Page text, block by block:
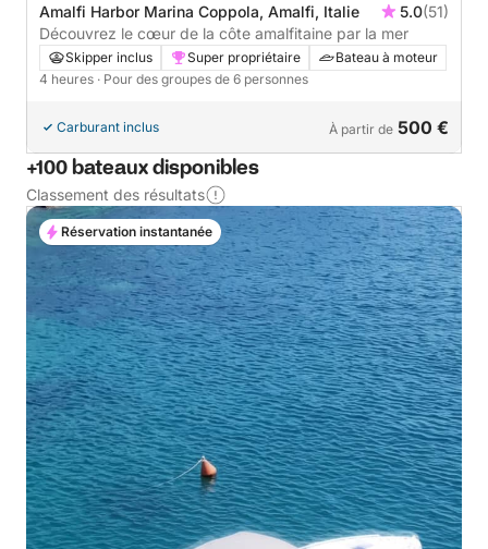
Amalfi Harbor Marina Coppola, Amalfi, Italie 5.0(51)
Découvrez le cœur de la côte amalfitaine par la mer
Skipper inclus Super propriétaire
Bateau à moteur
4 heures · Pour des groupes de 6 personnes
Carburant inclus À partir de 500 €
+100 bateaux disponibles
Classement des résultats
Réservation instantanée